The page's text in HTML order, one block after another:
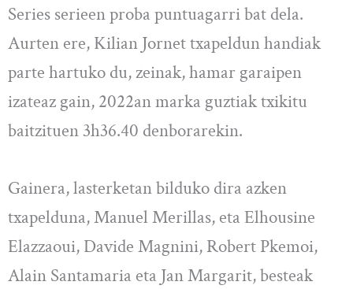
Series serieen proba puntuagarri bat dela.
Aurten ere, Kilian Jornet txapeldun handiak
parte hartuko du, zeinak, hamar garaipen
izateaz gain, 2022an marka guztiak txikitu
baitzituen 3h36.40 denborarekin.
Gainera, lasterketan bilduko dira azken
txapelduna, Manuel Merillas, eta Elhousine
Elazzaoui, Davide Magnini, Robert Pkemoi,
Alain Santamaria eta Jan Margarit, besteak